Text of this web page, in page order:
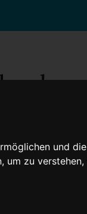
und
um zu